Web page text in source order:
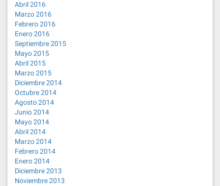
Abril 2016
Marzo 2016
Febrero 2016
Enero 2016
Septiembre 2015
Mayo 2015
Abril 2015
Marzo 2015
Diciembre 2014
Octubre 2014
Agosto 2014
Junio 2014
Mayo 2014
Abril 2014
Marzo 2014
Febrero 2014
Enero 2014
Diciembre 2013
Noviembre 2013